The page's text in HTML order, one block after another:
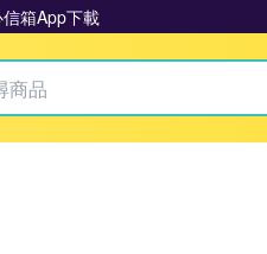
信箱App下載
賣